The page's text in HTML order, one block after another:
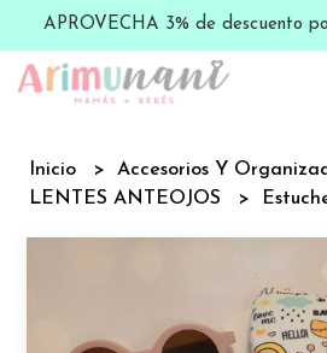
APROVECHA 3% de descuento
Inicio
Accesorios Y
LENTES ANTEOJOS